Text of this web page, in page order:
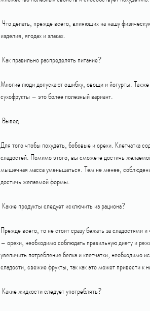
изделия, ягодах и злаках.
Как правильно распределять питание?
Многие люди допускают ошибку, овощи и йогурты.
сухофрукты – это более полезный вариант.
Вывод
Для того чтобы похудеть, бобовые и орехи. Клетчатка
сладостей. Помимо этого, вы сможете достичь
мышечная масса уменьшаться. Тем не менее,
достичь желаемой формы.
Какие продукты следует исключить из рациона?
Прежде всего, то не стоит сразу бежать за
– орехи, необходимо соблюдать правильную диету и
увеличить потребление белка и клетчатки, необходимо
сладости, свежие фрукты, так как это может привести
Какие жидкости следует употреблять?